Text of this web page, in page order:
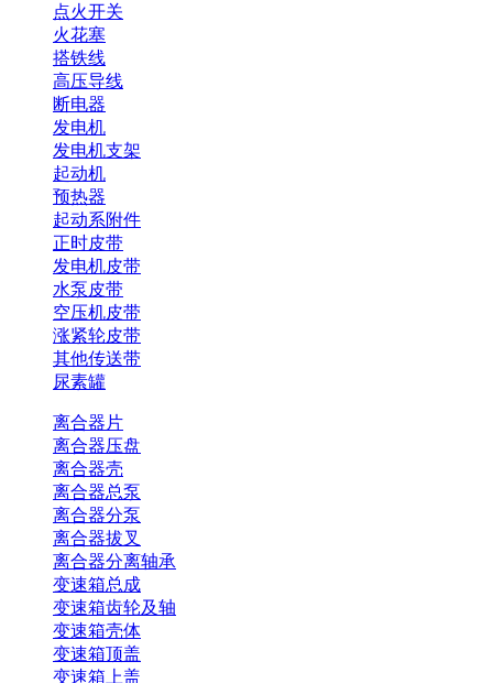
点火开关
火花塞
搭铁线
高压导线
断电器
发电机
发电机支架
起动机
预热器
起动系附件
正时皮带
发电机皮带
水泵皮带
空压机皮带
涨紧轮皮带
其他传送带
尿素罐
离合器片
离合器压盘
离合器壳
离合器总泵
离合器分泵
离合器拔叉
离合器分离轴承
变速箱总成
变速箱齿轮及轴
变速箱壳体
变速箱顶盖
变速箱上盖